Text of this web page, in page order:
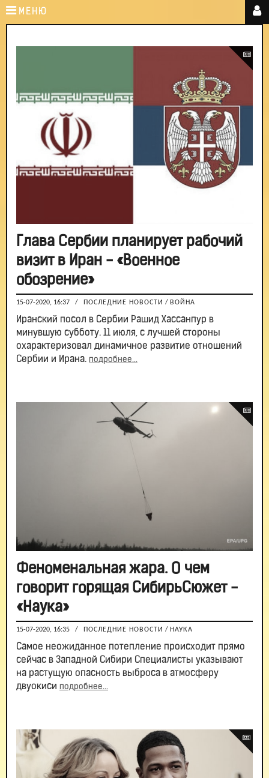
МЕНЮ
Глава Сербии планирует рабочий
визит в Иран - «Военное
обозрение»
15-07-2020, 16:37 / ПОСЛЕДНИЕ НОВОСТИ / ВОЙНА
Иранский посол в Сербии Рашид Хассанпур в
минувшую субботу. 11 июля, с лучшей стороны
охарактеризовал динамичное развитие отношений
Сербии и Ирана. подробнее...
Феноменальная жара. О чем
говорит горящая СибирьСюжет -
«Наука»
15-07-2020, 16:35 / ПОСЛЕДНИЕ НОВОСТИ / НАУКА
Самое неожиданное потепление происходит прямо
сейчас в Западной Сибири Специалисты указывают
на растущую опасность выброса в атмосферу
двуокиси подробнее...